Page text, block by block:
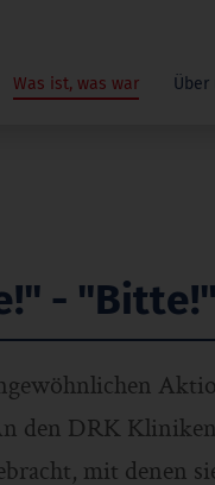
Was ist, was war Über
- "Bitte!"
den DRK
mit denen